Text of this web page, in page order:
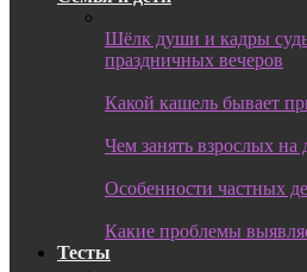
Шёлк души и кадры
праздничных вечеров
Какой кашель бывает
Чем занять взрослых на
Особенности частных
Какие проблемы
Тесты